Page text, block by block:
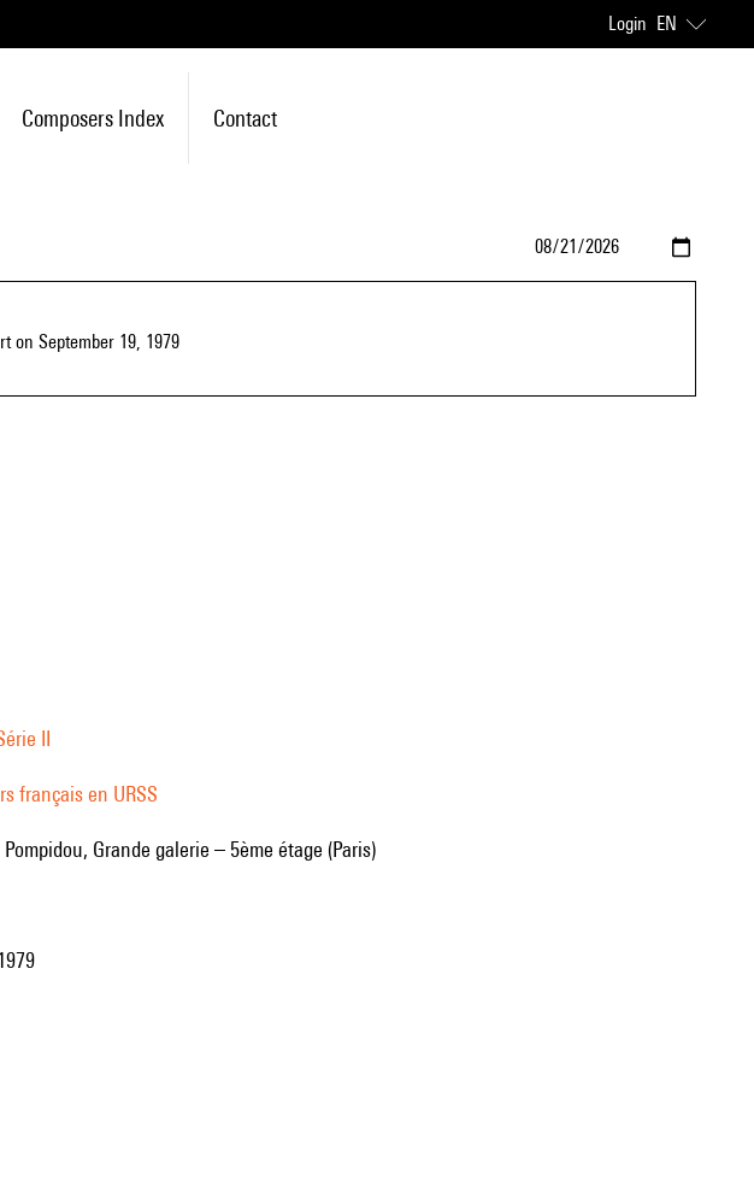
Login EN
Composers Index Contact
on September 19, 1979
II
français en URSS
Pompidou, Grande galerie – 5ème étage (Paris)